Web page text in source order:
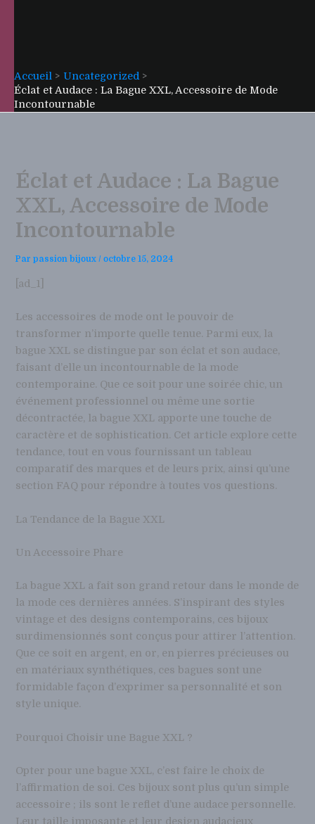
Accueil
Uncategorized
Éclat et Audace : La Bague XXL, Accessoire de Mode
Incontournable
Éclat et Audace : La Bague
XXL, Accessoire de Mode
Incontournable
Parpassion bijoux/octobre 15, 2024
[ad_1]
Les accessoires de mode ont le pouvoir de
transformer n’importe quelle tenue. Parmi eux, la
bague XXL se distingue par son éclat et son audace,
faisant d’elle un incontournable de la mode
contemporaine. Que ce soit pour une soirée chic, un
événement professionnel ou même une sortie
décontractée, la bague XXL apporte une touche de
caractère et de sophistication. Cet article explore cette
tendance, tout en vous fournissant un tableau
comparatif des marques et de leurs prix, ainsi qu’une
section FAQ pour répondre à toutes vos questions.
La Tendance de la Bague XXL
Un Accessoire Phare
La bague XXL a fait son grand retour dans le monde de
la mode ces dernières années. S’inspirant des styles
vintage et des designs contemporains, ces bijoux
surdimensionnés sont conçus pour attirer l’attention.
Que ce soit en argent, en or, en pierres précieuses ou
en matériaux synthétiques, ces bagues sont une
formidable façon d’exprimer sa personnalité et son
style unique.
Pourquoi Choisir une Bague XXL ?
Opter pour une bague XXL, c’est faire le choix de
l’affirmation de soi. Ces bijoux sont plus qu’un simple
accessoire ; ils sont le reflet d’une audace personnelle.
Leur taille imposante et leur design audacieux